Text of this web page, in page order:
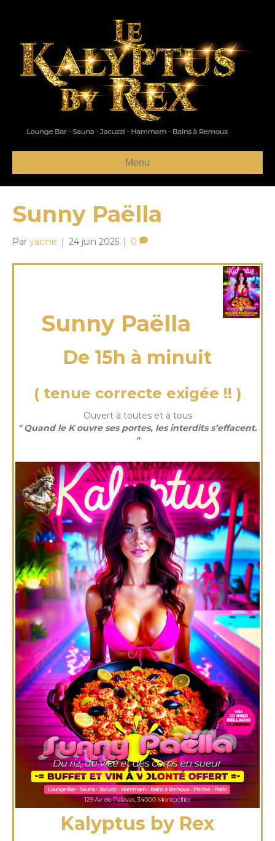
Menu
Sunny Paëlla
Par yacine | 24 juin 2025 | 0
Sunny Paëlla
De 15h à minuit
( tenue correcte exigée !! )
Ouvert à toutes et à tous
" Quand le K ouvre ses portes, les interdits s’effacent.
"
Kalyptus by Rex